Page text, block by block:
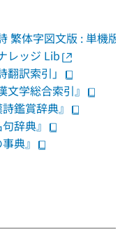
繁体字図文版 : 単機版
レッジ Lib
翻訳索引」
文学総合索引』
詩鑑賞辞典』
辞典』
典』